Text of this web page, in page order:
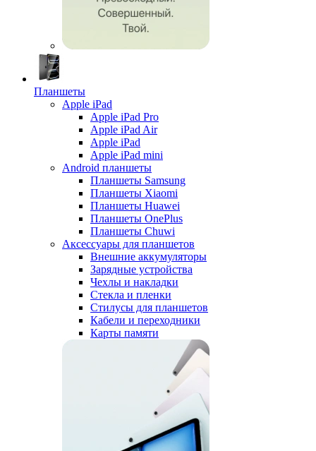
Планшеты
Apple iPad
Apple iPad Pro
Apple iPad Air
Apple iPad
Apple iPad mini
Android планшеты
Планшеты Samsung
Планшеты Xiaomi
Планшеты Huawei
Планшеты OnePlus
Планшеты Chuwi
Аксессуары для планшетов
Внешние аккумуляторы
Зарядные устройства
Чехлы и накладки
Стекла и пленки
Стилусы для планшетов
Кабели и переходники
Карты памяти